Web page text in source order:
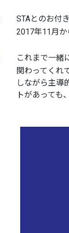
STAとのお付
2017年11月か
これまで一緒
関わってくれ
しながら主導
トがあっても